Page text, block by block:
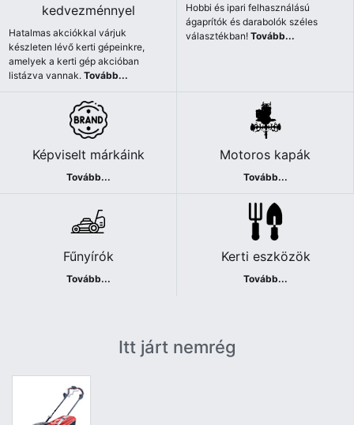
kedvezménnyel
Hatalmas akciókkal várjuk
készleten lévő kerti gépeinkre,
amelyek a kerti gép akcióban
listázva vannak.Tovább...
Hobbi és ipari felhasználású
ágaprítók és darabolók széles
választékban!Tovább...
Képviselt márkáink
Tovább...
Motoros kapák
Tovább...
Fűnyírók
Tovább...
Kerti eszközök
Tovább...
Itt járt nemrég